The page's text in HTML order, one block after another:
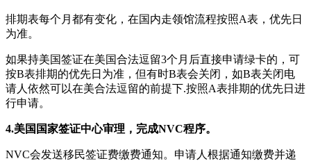
排期表每个月都有变化，在国内走领馆流程按照A表，优先日
为准。
如果持美国签证在美国合法逗留3个月后直接申请绿卡的，可
按B表排期的优先日为准，但有时B表会关闭，如B表关闭电
请人依然可以在美合法逗留的前提下.按照A表排期的优先日进
行申请。
4.美国国家签证中心审理，完成NVC程序。
NVC会发送移民签证费缴费通知。申请人根据通知缴费并递